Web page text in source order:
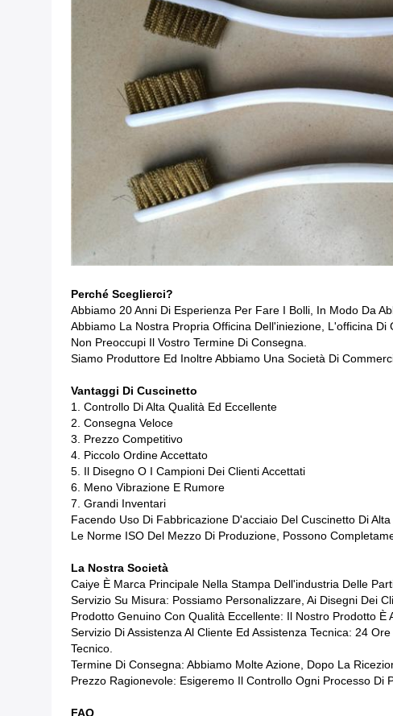
Perché Sceglierci?
Abbiamo 20 Anni Di Esperienza Per Fare I Bolli, In Modo Da
Abbiamo La Nostra Propria Officina Dell'iniezione, L'officina
Non Preoccupi Il Vostro Termine Di Consegna.
Siamo Produttore Ed Inoltre Abbiamo Una Società Di
Vantaggi Di Cuscinetto
1. Controllo Di Alta Qualità Ed Eccellente
2. Consegna Veloce
3. Prezzo Competitivo
4. Piccolo Ordine Accettato
5. Il Disegno O I Campioni Dei Clienti Accettati
6. Meno Vibrazione E Rumore
7. Grandi Inventari
Facendo Uso Di Fabbricazione D'acciaio Del Cuscinetto Di
Le Norme ISO Del Mezzo Di Produzione, Possono
La Nostra Società
Caiye È Marca Principale Nella Stampa Dell'industria Delle
Servizio Su Misura: Possiamo Personalizzare, Ai Disegni Dei
Prodotto Genuino Con Qualità Eccellente: Il Nostro Prodotto
Servizio Di Assistenza Al Cliente Ed Assistenza Tecnica: 24
Tecnico.
Termine Di Consegna: Abbiamo Molte Azione, Dopo La
Prezzo Ragionevole: Esigeremo Il Controllo Ogni Processo Di
FAQ